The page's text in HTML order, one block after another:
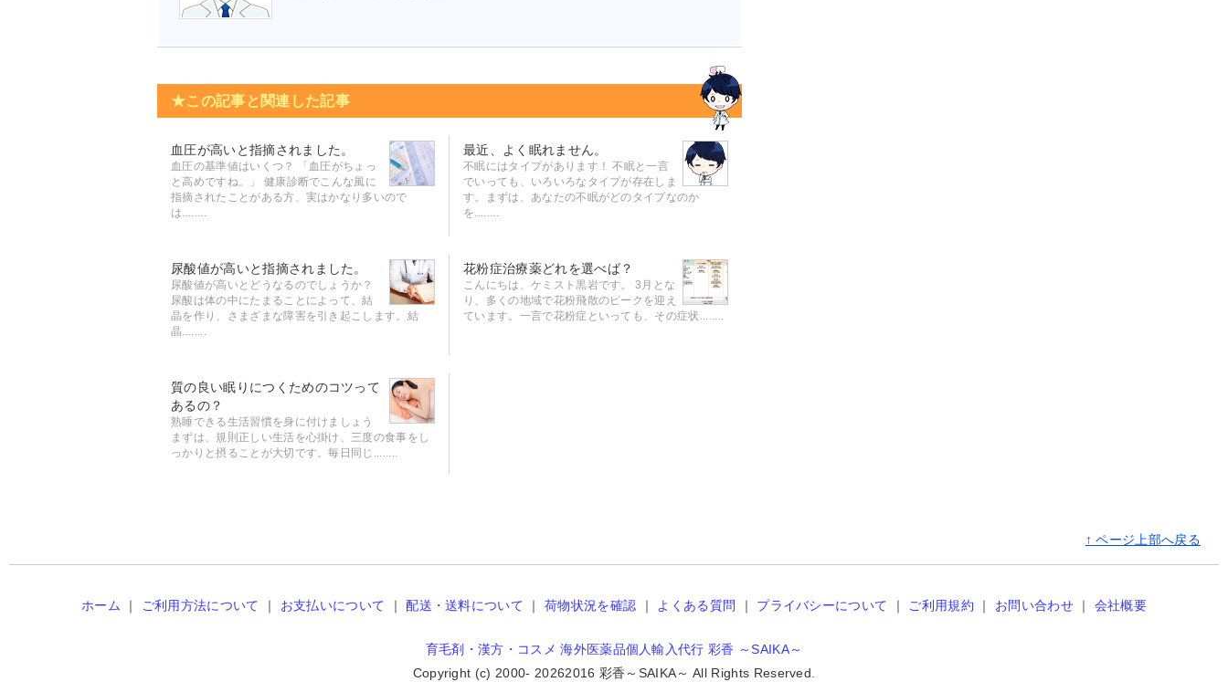
★この記事と関連した記事
血圧が高いと指摘されました。
血圧の基準値はいくつ？ 「血圧がちょっ
と高めですね。」 健康診断でこんな風に
指摘されたことがある方、実はかなり多いので
は........
最近、よく眠れません。
不眠にはタイプがあります！ 不眠と一言
でいっても、いろいろなタイプが存在しま
す。まずは、あなたの不眠がどのタイプなのか
を........
尿酸値が高いと指摘されました。
尿酸値が高いとどうなるのでしょうか？
尿酸は体の中にたまることによって、結
晶を作り、さまざまな障害を引き起こします。結
晶........
花粉症治療薬どれを選べば？
こんにちは、ケミスト黒岩です。 3月とな
り、多くの地域で花粉飛散のピークを迎え
ています。一言で花粉症といっても、その症状........
質の良い眠りにつくためのコツって
あるの？
熟睡できる生活習慣を身に付けましょう
まずは、規則正しい生活を心掛け、三度の食事をし
っかりと摂ることが大切です。毎日同じ........
↑ ページ上部へ戻る
ホーム ｜ ご利用方法について ｜ お支払いについて ｜配送・送料について ｜荷物状況を確認 ｜ よくある質問 ｜ プライバシーについて ｜ ご利用規約 ｜ お問い合わせ｜ 会社概要
育毛剤・漢方・コスメ 海外医薬品個人輸入代行 彩香 ～SAIKA～
Copyright (c) 2000- 20262016 彩香～SAIKA～ All Rights Reserved.